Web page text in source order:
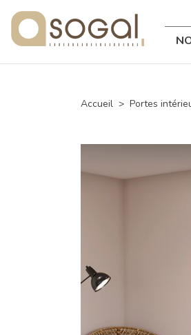
Accueil Portes